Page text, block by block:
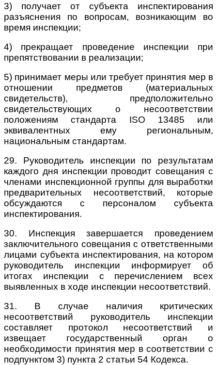
3) получает от субъекта инспектирования
разъяснения по вопросам, возникающим во
время инспекции;
4) прекращает проведение инспекции при
препятствовании в реализации;
5) принимает меры или требует принятия мер в
отношении предметов (материальных
свидетельств), предположительно
свидетельствующих о несоответствии
положениям стандарта ISO 13485 или
эквивалентных ему региональным,
национальным стандартам.
29. Руководитель инспекции по результатам
каждого дня инспекции проводит совещания с
членами инспекционной группы для выработки
предварительных несоответствий, которые
обсуждаются с персоналом субъекта
инспектирования.
30. Инспекция завершается проведением
заключительного совещания с ответственными
лицами субъекта инспектирования, на котором
руководитель инспекции информирует об
итогах инспекции с перечислением всех
выявленных в ходе инспекции несоответствий.
31. В случае наличия критических
несоответствий руководитель инспекции
составляет протокол несоответствий и
извещает государственный орган о
необходимости принятия мер в соответствии с
подпунктом 3) пункта 2 статьи 54 Кодекса.